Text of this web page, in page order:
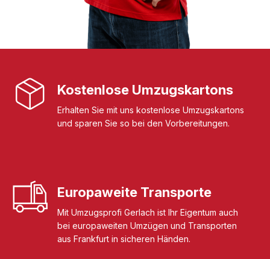
Kostenlose Umzugskartons
Erhalten Sie mit uns kostenlose Umzugskartons
und sparen Sie so bei den Vorbereitungen.
Europaweite Transporte
Mit Umzugsprofi Gerlach ist Ihr Eigentum auch
bei europaweiten Umzügen und Transporten
aus Frankfurt in sicheren Händen.